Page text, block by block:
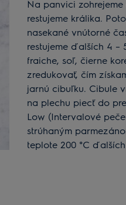
Na panvici zohrejeme olivový olej a na ňom sprudka cca 2 minúty
restujeme králika.
nasekané vnútorné
restujeme ďalších 4 –
fraiche, soľ, čierne
zredukovať, čím
jarnú cibuľku. Cibule
na plechu piecť do
Low (Intervalové
strúhaným
teplote 200 °C